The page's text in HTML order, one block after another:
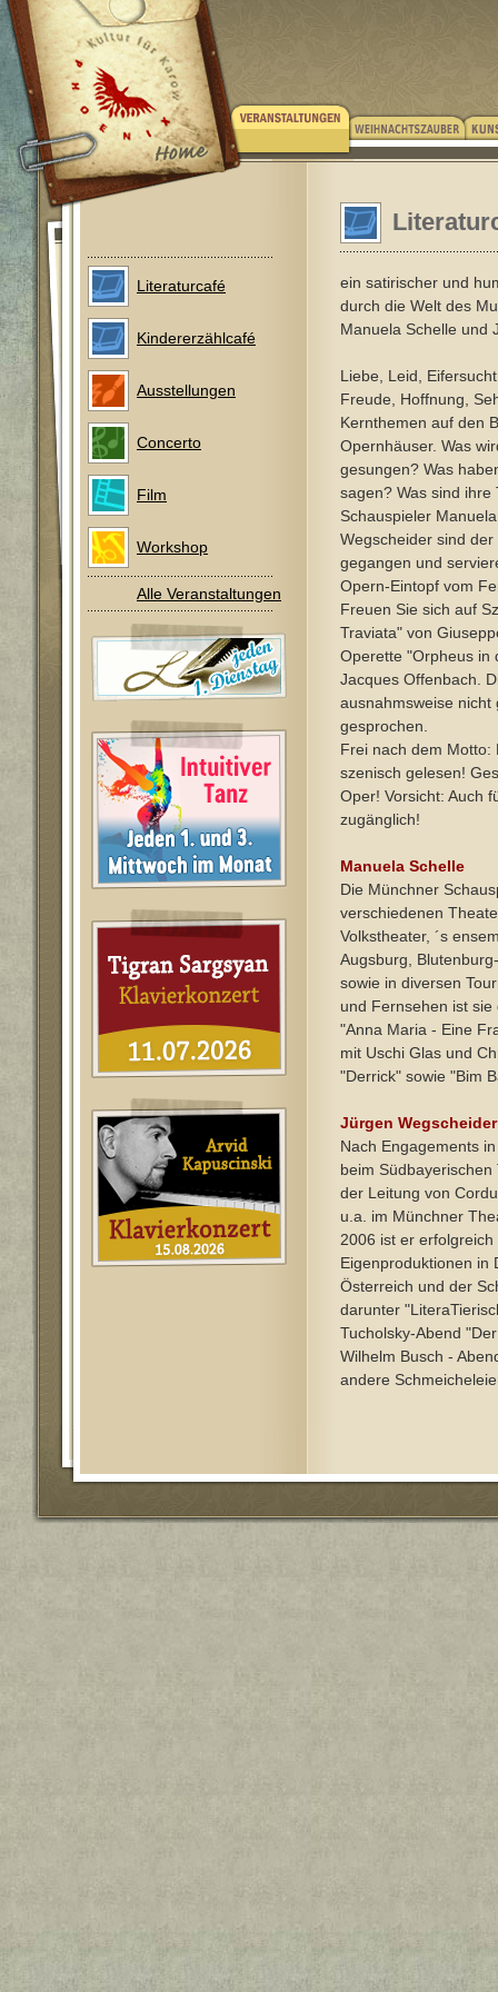
Literaturcafé
Kindererzählcafé
Ausstellungen
Concerto
Film
Workshop
Alle Veranstaltungen
ein satirischer und
durch die Welt des
Manuela Schelle und
Liebe, Leid,
Freude, Hoffnung,
Kernthemen auf den
Opernhäuser. Was
gesungen? Was
sagen? Was sind ihre
Schauspieler
Wegscheider sind
gegangen und
Opern-Eintopf vom
Freuen Sie sich auf
Traviata" von
Operette "Orpheus in
Jacques Offenbach.
ausnahmsweise
gesprochen.
Frei nach dem Motto:
szenisch gelesen!
Oper! Vorsicht: Auch
zugänglich!
Manuela Schelle
Die Münchner
verschiedenen
Volkstheater, ´s
Augsburg,
sowie in diversen
und Fernsehen ist
"Anna Maria - Eine
mit Uschi Glas und
"Derrick" sowie "Bim
Jürgen Wegscheider
Nach Engagements
beim
der Leitung von
u.a. im Münchner
2006 ist er erfolgreich
Eigenproduktionen in
Österreich und der
darunter
Tucholsky-Abend
Wilhelm Busch -
andere